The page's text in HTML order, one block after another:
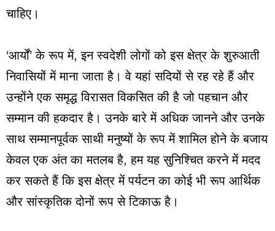
चाहिए।
‘आर्यों’ के रूप में, इन स्वदेशी लोगों को इस क्षेत्र के शुरुआती
निवासियों में माना जाता है। वे यहां सदियों से रह रहे हैं और
उन्होंने एक समृद्ध विरासत विकसित की है जो पहचान और
सम्मान की हकदार है। उनके बारे में अधिक जानने और उनके
साथ सम्मानपूर्वक साथी मनुष्यों के रूप में शामिल होने के बजाय
केवल एक अंत का मतलब है, हम यह सुनिश्चित करने में मदद
कर सकते हैं कि इस क्षेत्र में पर्यटन का कोई भी रूप आर्थिक
और सांस्कृतिक दोनों रूप से टिकाऊ है।